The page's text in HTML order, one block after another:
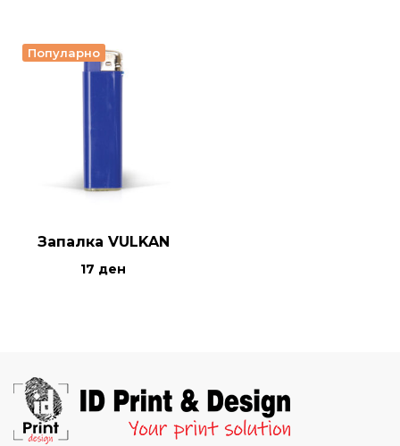
Популарно
Запалка VULKAN
17 ден